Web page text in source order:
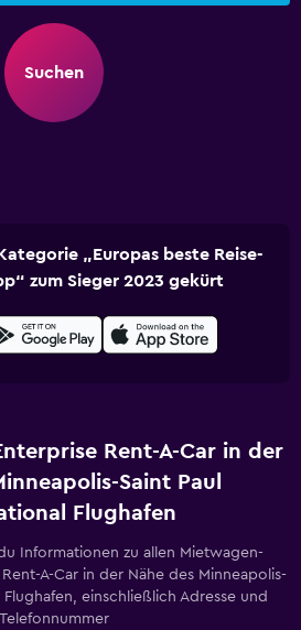
Suchen
„Europas beste Reise-
zum Sieger 2023 gekürt
Rent-A-Car in der
Saint Paul
Flughafen
Informationen zu allen Mietwagen-
A-Car in der Nähe des Minneapolis-
einschließlich Adresse und
Telefonnummer